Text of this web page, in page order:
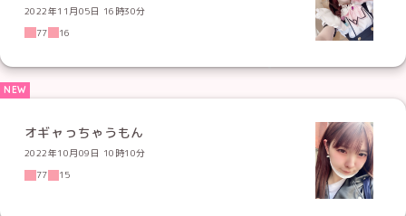
2022年11月05日 16時30分
77
16
オギャっちゃうもん
2022年10月09日 10時10分
77
15